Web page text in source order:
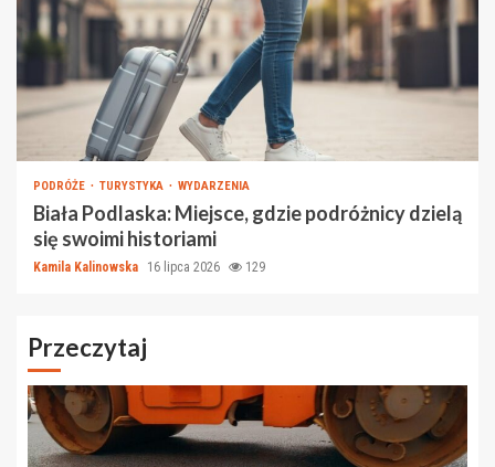
PODRÓŻE TURYSTYKA WYDARZENIA
Biała Podlaska: Miejsce, gdzie podróżnicy dzielą
się swoimi historiami
Kamila Kalinowska 16 lipca 2026 129
Przeczytaj